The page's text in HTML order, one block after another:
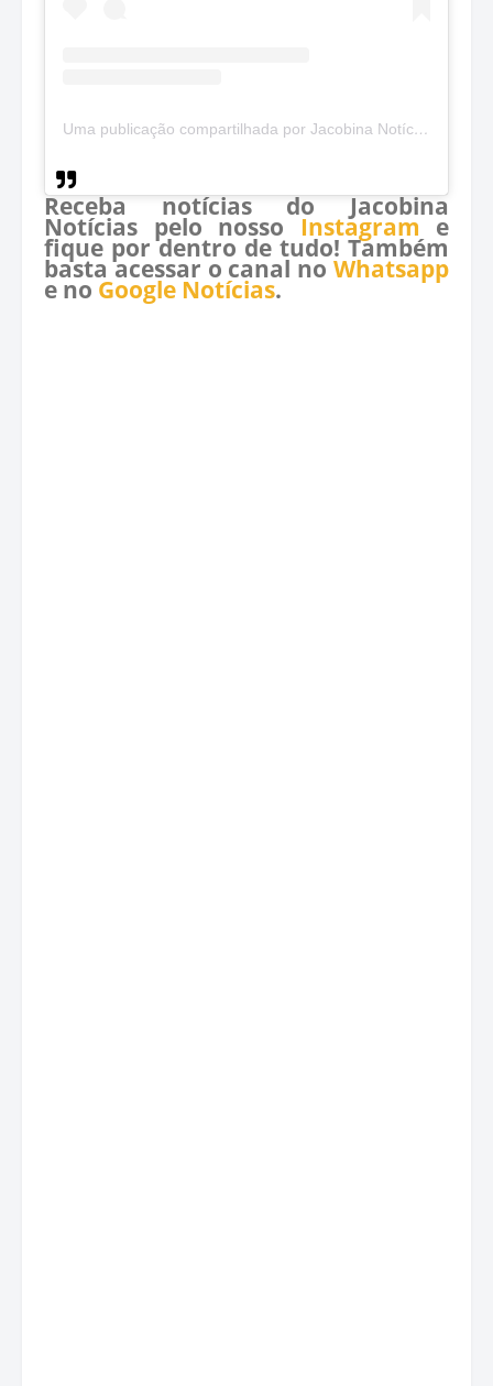
Uma publicação compartilhada por Jacobina Notícias (@jacobinanoticias)
Receba notícias do Jacobina
Notícias pelo nosso Instagram e
fique por dentro de tudo! Também
basta acessar o canal no Whatsapp
e no Google Notícias.